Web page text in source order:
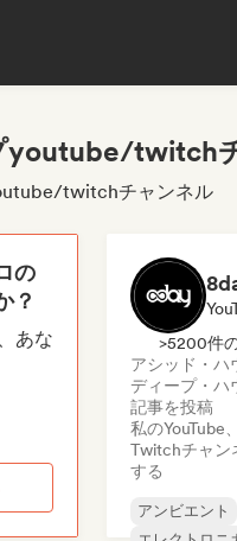
youtube/twitch
twitchチャンネル
の
？
あな
>5200件
アシッド・ハ
ディープ・ハ
記事を投稿
私のYouTube
Twitchチャン
する
アンビエント